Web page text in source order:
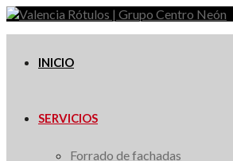
Saltar
INICIO
SERVICIOS
Forrado de fachadas